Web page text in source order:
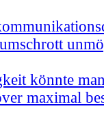
könnte
maximal